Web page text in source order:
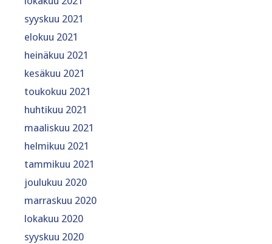
syyskuu 2021
elokuu 2021
heinäkuu 2021
kesäkuu 2021
toukokuu 2021
huhtikuu 2021
maaliskuu 2021
helmikuu 2021
tammikuu 2021
joulukuu 2020
marraskuu 2020
lokakuu 2020
syyskuu 2020